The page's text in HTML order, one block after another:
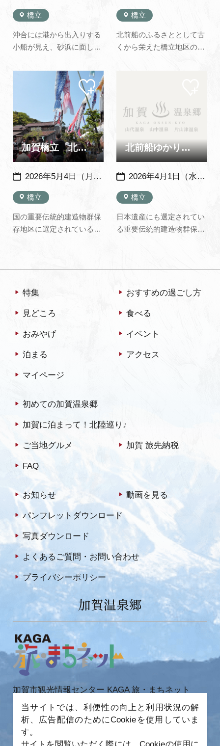
橋立
沖合には港から出入りする
小船が見え、砂浜に面した
のがあります。 水産会社が
経営する海の家では、獲れ
たての新鮮な海鮮も食べる
ことができます。※海の
家、飲食物持ち込み禁止 ※
水上スキーやジェットスキ
ーなどのマリンスポーツ
は…
橋立
北前船のふるさととして古
くから栄えた橋立地区の橋
湊町は朝から各町個性のあ
る獅子舞で賑わい、橋立町
の出水神社では土曜の午前
中に法要と浦安の舞が行わ
れる。
加賀橋立 北前船の里まつり
橋立
2026年5月4日（月） 例年：5月4日頃に開催
国の重要伝統的建造物群保
存地区に選定されている
料です。模擬店やフリーマ
どさまざまな楽しい催しが
す。 …
マイ
ペー
ジに
追加
北前船ゆかりの地を訪ねて 日本遺産船主集落散策
橋立
2026年4月1日（水）～2026年9月30日（水）※年末年始など 除外日あり
日本遺産にも選定されてい
る重要伝統的建造物群保存
追加
特集 おすすめの過ごし方
見どころ 食べる
おみやげ イベント
泊まる アクセス
マイページ
初めての加賀温泉郷
加賀に泊まって！北陸巡り♪
ご当地グルメ 加賀 旅先納税
FAQ
お知らせ 動画を見る
パンフレットダウンロード
写真ダウンロード
よくあるご質問・お問い合わせ
プライバシーポリシー
加賀温泉郷
加賀市観光情報センター KAGA 旅・まちネット
〒922-0423
石川県加賀市作見町ヲ6-2 JR 加賀温泉駅内
TEL 0761-72-6678
当サイトでは、利便性の向上と利用状況の解
析、広告配信のためにCookieを使用していま
す。